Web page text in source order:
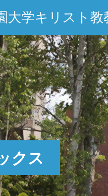
大学キリスト教
クス